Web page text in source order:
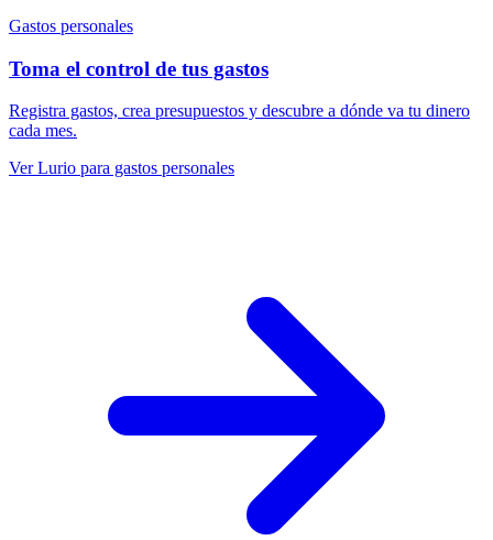
Gastos personales
Toma el control de tus gastos
Registra gastos, crea presupuestos y descubre a dónde va tu dinero
cada mes.
Ver Lurio para gastos personales